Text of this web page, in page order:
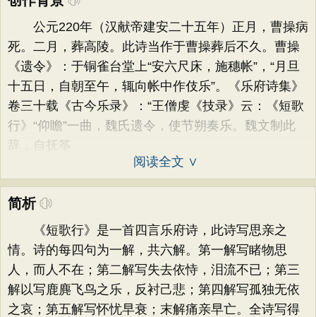
公元220年（汉献帝建安二十五年）正月，曹操病
死。二月，葬高陵。此诗当作于曹操葬后不久。曹操
《遗令》：于铜雀台堂上“安六尺床，施穗帐”，“月旦
十五日，自朝至午，辄向帐中作伎乐”。《乐府诗集》
卷三十载《古今乐录》：“王僧虔《技录》云：《短歌
行》“仰瞻”一曲，魏氏遗令，使节朔奏乐。魏文制此
辞，自抚筝
阅读全文 ∨
简析
《短歌行》是一首四言乐府诗，此诗写思亲之
情。诗的每四句为一解，共六解。第一解写睹物思
人，而人不在；第二解写失去依恃，泪流不已；第三
解以写鹿麂飞鸟之乐，反衬己悲；第四解写孤独无依
之哀；第五解写怀忧早衰；末解痛亲早亡。全诗写得